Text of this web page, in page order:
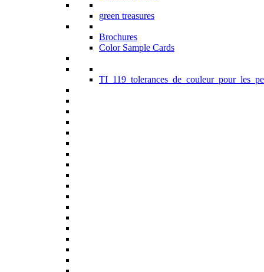
green treasures
Brochures
Color Sample Cards